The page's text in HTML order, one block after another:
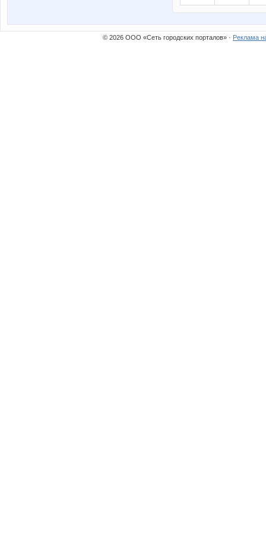
© 2026 ООО «Сеть городских порталов» · Реклама